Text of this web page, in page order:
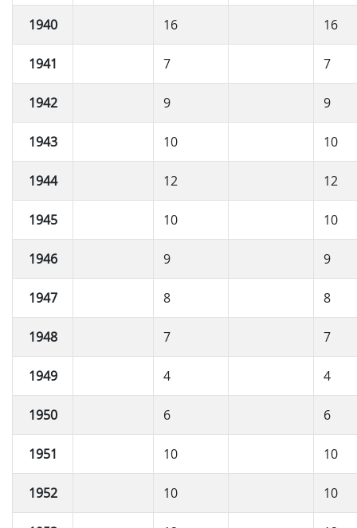
1940 16 16
1941 7 7
1942 9 9
1943 10 10
1944 12 12
1945 10 10
1946 9 9
1947 8 8
1948 7 7
1949 4 4
1950 6 6
1951 10 10
1952 10 10